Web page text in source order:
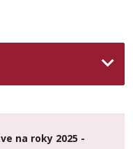
na roky 2025 -